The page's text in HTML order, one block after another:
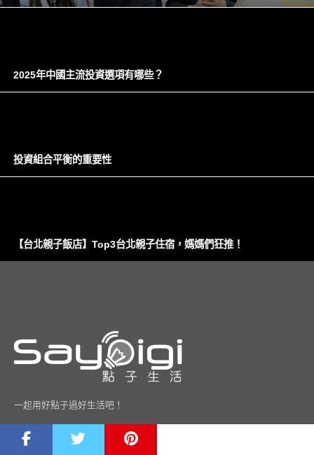
2025年中國主流投資選項有哪些？
投資組合平衡的重要性
【台北親子飯店】Top3台北親子住宿，媽媽們狂推！
一起用好點子過好生活吧！